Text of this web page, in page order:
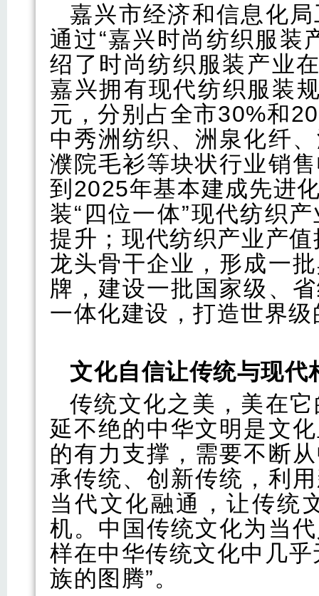
嘉兴市经济和信息化
通过“嘉兴时尚纺织服装
绍了时尚纺织服装产业
嘉兴拥有现代纺织服装
元，分别占全市30%和
中秀洲纺织、洲泉化纤
濮院毛衫等块状行业销
到2025年基本建成先进
装“四位一体”现代纺织
提升；现代纺织产业产
龙头骨干企业，形成一
牌，建设一批国家级、
一体化建设，打造世界
文化自信让传统与现代
传统文化之美，美在
延不绝的中华文明是文
的有力支撑，需要不断
承传统、创新传统，利
当代文化融通，让传统
机。中国传统文化为当
样在中华传统文化中几
族的图腾”。